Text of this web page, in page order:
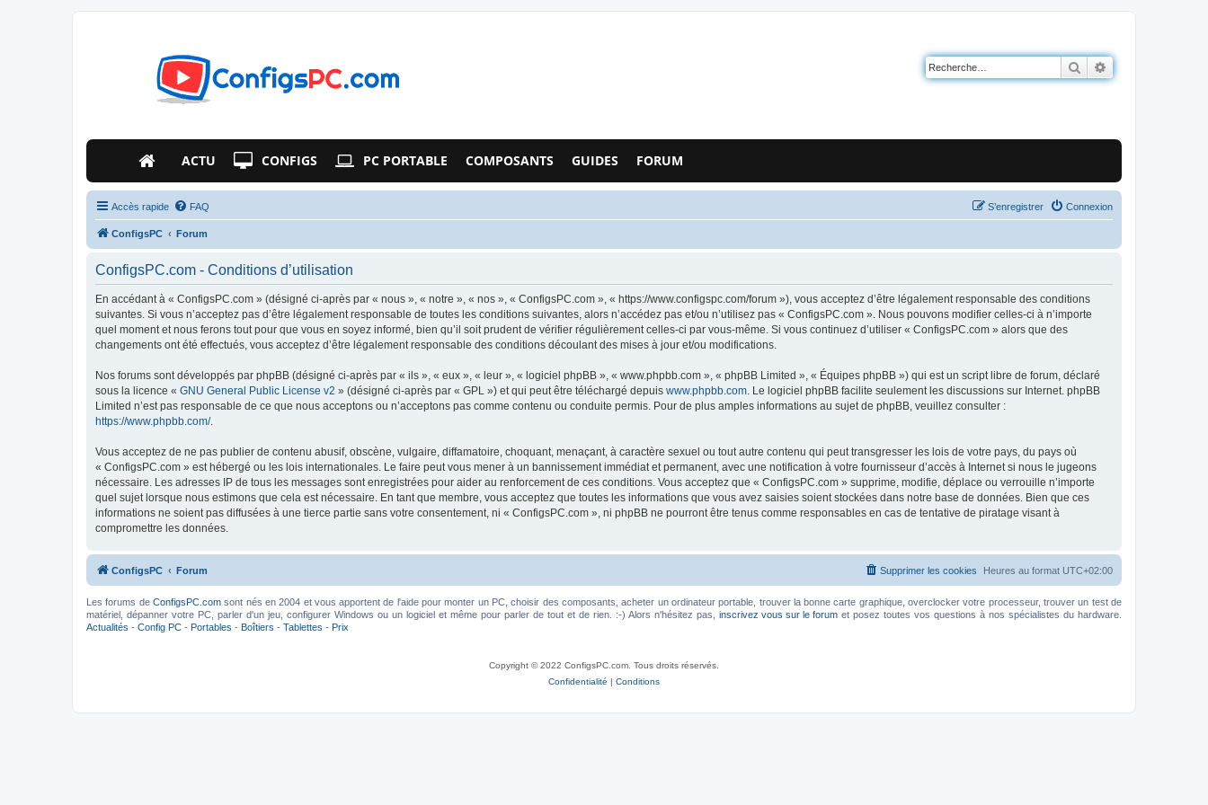
Rechercher
ACTU CONFIGS PC PORTABLE COMPOSANTS GUIDES FORUM
Accès rapide FAQ Connexion
S’enregistrer
ConfigsPC Forum
ConfigsPC.com - Conditions d’utilisation
En accédant à « ConfigsPC.com » (désigné ci-après par « nous », « notre », « nos », « ConfigsPC.com », « https://www.configspc.com/forum »), vous acceptez d’être légalement responsable des conditions
suivantes. Si vous n’acceptez pas d’être légalement responsable de toutes les conditions suivantes, alors n’accédez pas et/ou n’utilisez pas « ConfigsPC.com ». Nous pouvons modifier celles-ci à n’importe
quel moment et nous ferons tout pour que vous en soyez informé, bien qu’il soit prudent de vérifier régulièrement celles-ci par vous-même. Si vous continuez d’utiliser « ConfigsPC.com » alors que des
changements ont été effectués, vous acceptez d’être légalement responsable des conditions découlant des mises à jour et/ou modifications.
Nos forums sont développés par phpBB (désigné ci-après par « ils », « eux », « leur », « logiciel phpBB », « www.phpbb.com », « phpBB Limited », « Équipes phpBB ») qui est un script libre de forum, déclaré
sous la licence « GNU General Public License v2 » (désigné ci-après par « GPL ») et qui peut être téléchargé depuis www.phpbb.com. Le logiciel phpBB facilite seulement les discussions sur Internet. phpBB
Limited n’est pas responsable de ce que nous acceptons ou n’acceptons pas comme contenu ou conduite permis. Pour de plus amples informations au sujet de phpBB, veuillez consulter :
https://www.phpbb.com/.
Vous acceptez de ne pas publier de contenu abusif, obscène, vulgaire, diffamatoire, choquant, menaçant, à caractère sexuel ou tout autre contenu qui peut transgresser les lois de votre pays, du pays où
« ConfigsPC.com » est hébergé ou les lois internationales. Le faire peut vous mener à un bannissement immédiat et permanent, avec une notification à votre fournisseur d’accès à Internet si nous le jugeons
nécessaire. Les adresses IP de tous les messages sont enregistrées pour aider au renforcement de ces conditions. Vous acceptez que « ConfigsPC.com » supprime, modifie, déplace ou verrouille n’importe
quel sujet lorsque nous estimons que cela est nécessaire. En tant que membre, vous acceptez que toutes les informations que vous avez saisies soient stockées dans notre base de données. Bien que ces
informations ne soient pas diffusées à une tierce partie sans votre consentement, ni « ConfigsPC.com », ni phpBB ne pourront être tenus comme responsables en cas de tentative de piratage visant à
compromettre les données.
ConfigsPC Forum Heures au format UTC+02:00
Supprimer les cookies
Les forums de ConfigsPC.comsont nés en 2004 et vous apportent de l'aide pour monter un PC, choisir des composants, acheter un ordinateur portable, trouver la bonne carte graphique, overclocker votre processeur, trouver un test de
matériel, dépanner votre PC, parler d'un jeu, configurer Windows ou un logiciel et même pour parler de tout et de rien. :-) Alors n'hésitez pas, inscrivez vous sur le forum et posez toutes vos questions à nos spécialistes du hardware.
Actualités - Config PC - Portables - Boîtiers - Tablettes - Prix
Copyright © 2022 ConfigsPC.com. Tous droits réservés.
Confidentialité | Conditions